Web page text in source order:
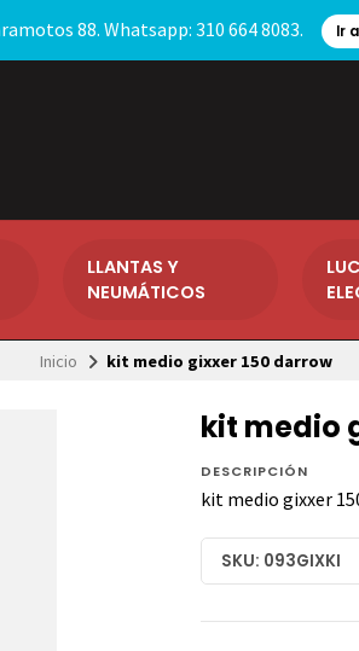
88. Whatsapp: 310 664 8083. Ir
LLANTAS Y
NEUMÁTICOS
Inicio kit medio gixxer 150 darrow
kit medio
DESCRIPCIÓN
kit medio gixxer
SKU: 093GIXKI